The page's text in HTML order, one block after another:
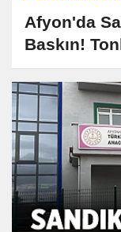
Afyon'da
Baskın!
Geçirildi